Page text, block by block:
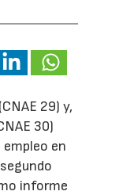
29) y,
30)
en
informe